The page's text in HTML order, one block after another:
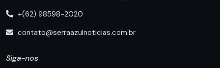
+(62) 98598-2020
contato@serraazulnoticias.com.br
Siga-nos